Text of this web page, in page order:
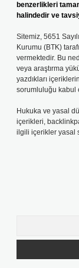
benzerlikleri
halindedir ve
Sitemiz, 5651
Kurumu (BTK)
vermektedir. Bu
veya araştırma
yazdıkları
sorumluluğu kabul
Hukuka ve yasal
içerikleri,
ilgili içerikler yasal